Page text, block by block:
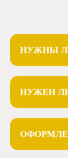
НУЖНЫ
НУЖЕН